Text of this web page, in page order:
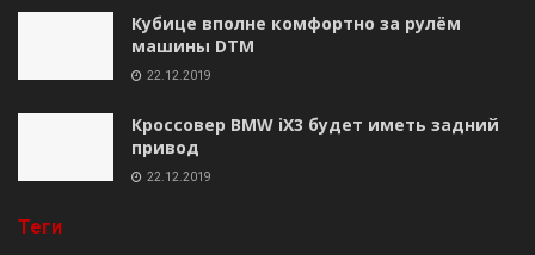
Кубице вполне комфортно за рулём
машины DTM
22.12.2019
Кроссовер BMW iX3 будет иметь задний
привод
22.12.2019
Теги